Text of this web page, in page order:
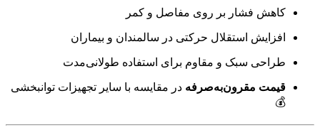
کاهش فشار بر روی مفاصل و کمر
افزایش استقلال حرکتی در سالمندان و بیماران
طراحی سبک و مقاوم برای استفاده طولانی‌مدت
قیمت مقرون‌به‌صرفه در مقایسه با سایر تجهیزات توانبخشی
💰